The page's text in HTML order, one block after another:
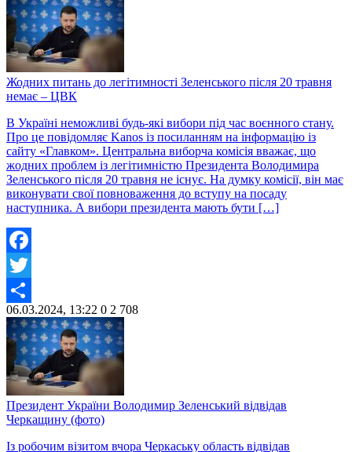
Жодних питань до легітимності Зеленського після 20 травня
немає – ЦВК
В Україні неможливі будь-які вибори під час воєнного стану.
Про це повідомляє Kanos із посиланням на інформацію із
сайту «Главком». Центральна виборча комісія вважає, що
жодних проблем із легітимністю Президента Володимира
Зеленського після 20 травня не існує. На думку комісії, він має
виконувати свої повноваження до вступу на посаду
наступника. А вибори президента мають бути […]
Facebook
Twitter
Share
06.03.2024, 13:22 0 2 708
Президент України Володимир Зеленський відвідав
Черкащину (фото)
Із робочим візитом вчора Черкаську область відвідав